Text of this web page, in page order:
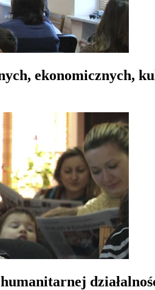
ekonomicznych,